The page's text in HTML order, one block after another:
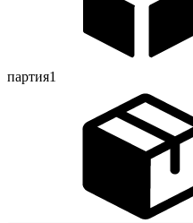
партия1